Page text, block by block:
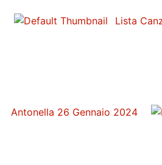
Lista
Antonella 26 Gennaio 2024